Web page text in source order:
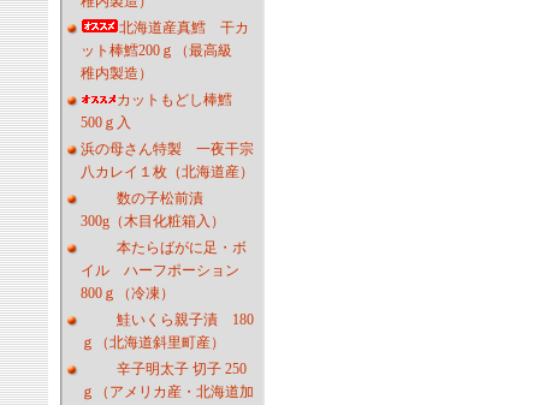
北海道産真鱈 干カ
ット棒鱈200ｇ（最高級
稚内製造）
カットもどし棒鱈
500ｇ入
浜の母さん特製 一夜干宗
八カレイ１枚（北海道産）
数の子松前漬
300g（木目化粧箱入）
本たらばがに足・ボ
イル ハーフポーション
800ｇ（冷凍）
鮭いくら親子漬 180
ｇ（北海道斜里町産）
辛子明太子 切子 250
ｇ（アメリカ産・北海道加